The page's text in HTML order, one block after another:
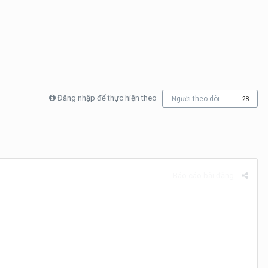
Đăng nhập để thực hiện theo Người theo dõi 28